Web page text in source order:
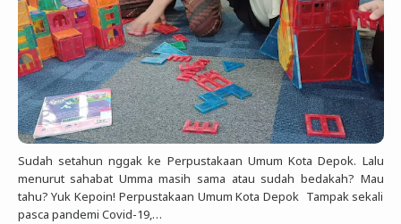
Sudah setahun nggak ke Perpustakaan Umum Kota Depok. Lalu
menurut sahabat Umma masih sama atau sudah bedakah? Mau
tahu? Yuk Kepoin! Perpustakaan Umum Kota Depok Tampak sekali
pasca pandemi Covid-19,…